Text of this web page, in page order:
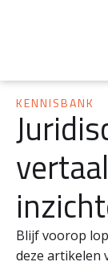
KENNISBANK
Blijf voorop
deze artikelen